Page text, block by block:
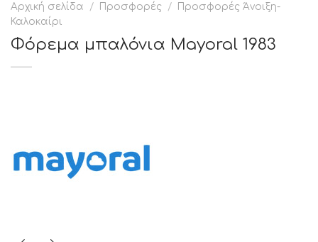
Αρχική σελίδα / Προσφορές /
Προσφορές Άνοιξη-
Καλοκαίρι
Φόρεμα μπαλόνια Mayoral 1983